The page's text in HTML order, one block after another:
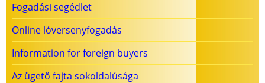
Fogadási segédlet
Online lóversenyfogadás
Information for foreign buyers
Az ügető fajta sokoldalúsága